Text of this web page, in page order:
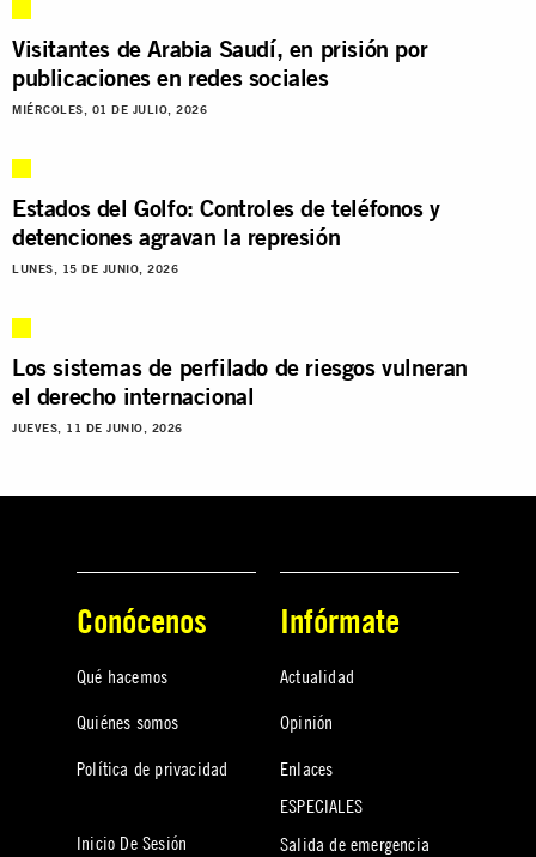
Visitantes de Arabia Saudí, en prisión por
publicaciones en redes sociales
MIÉRCOLES, 01 DE JULIO, 2026
Estados del Golfo: Controles de teléfonos y
detenciones agravan la represión
LUNES, 15 DE JUNIO, 2026
Los sistemas de perfilado de riesgos vulneran
el derecho internacional
JUEVES, 11 DE JUNIO, 2026
Conócenos
Qué hacemos
Quiénes somos
Política de privacidad
Inicio De Sesión
Infórmate
Actualidad
Opinión
Enlaces
ESPECIALES
Salida de emergencia